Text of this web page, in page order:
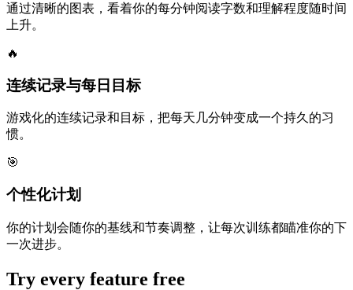
通过清晰的图表，看着你的每分钟阅读字数和理解程度随时间
上升。
🔥
连续记录与每日目标
游戏化的连续记录和目标，把每天几分钟变成一个持久的习
惯。
🎯
个性化计划
你的计划会随你的基线和节奏调整，让每次训练都瞄准你的下
一次进步。
Try every feature free